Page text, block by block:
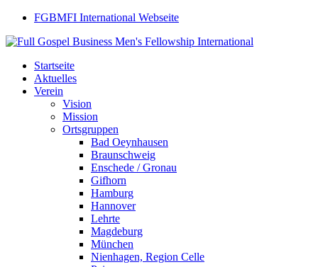
FGBMFI International Webseite
Startseite
Aktuelles
Verein
Vision
Mission
Ortsgruppen
Bad Oeynhausen
Braunschweig
Enschede / Gronau
Gifhorn
Hamburg
Hannover
Lehrte
Magdeburg
München
Nienhagen, Region Celle